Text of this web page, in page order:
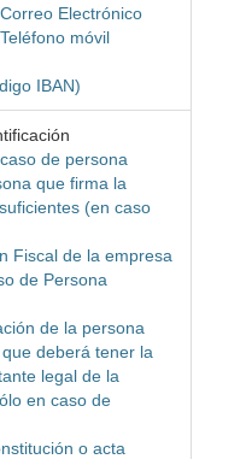
Electrónico
móvil
IBAN)
de persona
que firma la
(en caso
Fiscal de la empresa
de Persona
de la persona
deberá tener la
legal de la
en caso de
o acta